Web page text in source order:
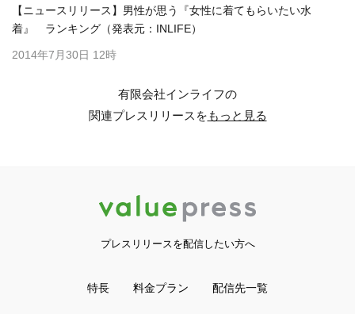
【ニュースリリース】男性が思う『女性に着てもらいたい水
着』 ランキング（発表元：INLIFE）
2014年7月30日 12時
有限会社インライフの
関連プレスリリースをもっと見る
プレスリリースを配信したい方へ
特長 料金プラン 配信先一覧